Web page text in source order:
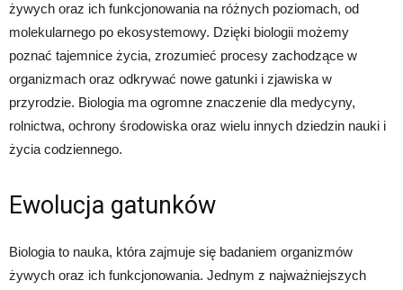
żywych oraz ich funkcjonowania na różnych poziomach, od
molekularnego po ekosystemowy. Dzięki biologii możemy
poznać tajemnice życia, zrozumieć procesy zachodzące w
organizmach oraz odkrywać nowe gatunki i zjawiska w
przyrodzie. Biologia ma ogromne znaczenie dla medycyny,
rolnictwa, ochrony środowiska oraz wielu innych dziedzin nauki i
życia codziennego.
Ewolucja gatunków
Biologia to nauka, która zajmuje się badaniem organizmów
żywych oraz ich funkcjonowania. Jednym z najważniejszych